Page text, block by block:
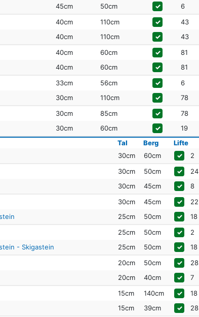
45cm 50cm ✓
6
40cm 110cm ✓
43
40cm 110cm ✓
43
40cm 60cm ✓
81
40cm 60cm ✓
81
33cm 56cm ✓
6
30cm 110cm ✓
78
30cm 85cm ✓
78
30cm 60cm ✓
19
Tal Berg
Lifte
30cm 60cm ✓
2
30cm 50cm ✓
24
30cm 45cm ✓
8
30cm 45cm ✓
22
25cm 50cm ✓
18
25cm 50cm ✓
2
- Skigastein
25cm 50cm ✓
18
20cm 50cm ✓
28
20cm 40cm ✓
7
15cm 140cm ✓
18
15cm 39cm ✓
28